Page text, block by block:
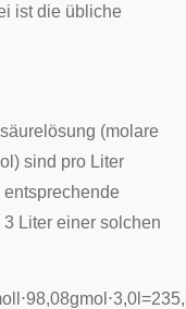
ist die übliche
(molare
sind pro Liter
Liter einer solchen
⋅98,08gmol ⋅3,0 =235,